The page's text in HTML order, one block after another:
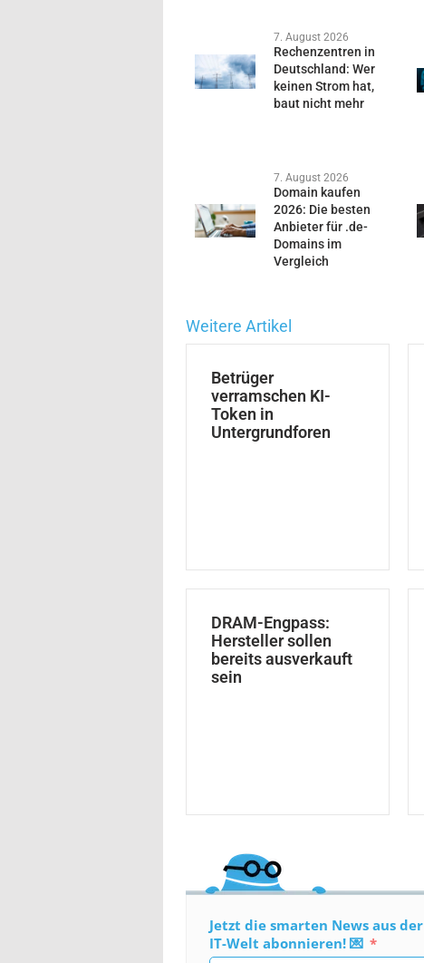
7. August 2026
Rechenzentren in
Deutschland: Wer
keinen Strom hat,
baut nicht mehr
7. August 2026
Domain kaufen
2026: Die besten
Anbieter für .de-
Domains im
Vergleich
Weitere Artikel
Betrüger
verramschen KI-
Token in
Untergrundforen
DRAM-Engpass:
Hersteller sollen
bereits ausverkauft
sein
Jetzt die smarten News aus der
IT-Welt abonnieren! 💌